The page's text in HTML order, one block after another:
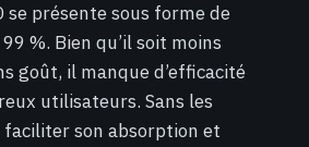
se présente sous forme de
%. Bien qu’il soit moins
goût, il manque d’efficacité
utilisateurs. Sans les
son absorption et